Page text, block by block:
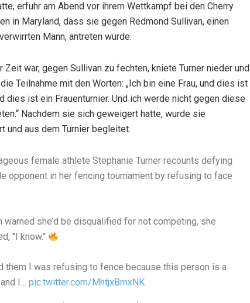
erfuhr am Abend vor ihrem Wettkampf bei den Cherry
in Maryland, dass sie gegen Redmond Sullivan, einen
Mann, antreten würde.
Zeit war, gegen Sullivan zu fechten, kniete Turner nieder und
Teilnahme mit den Worten: „Ich bin eine Frau, und dies ist
dies ist ein Frauenturnier. Und ich werde nicht gegen diese
Nachdem sie sich geweigert hatte, wurde sie
und aus dem Turnier begleitet.
female athlete Stephanie Turner recounts defying
opponent in her fencing tournament by refusing to face
warned she’d be disqualified for not competing, she
"I know."
them I was refusing to fence because this person is a
I… pic.twitter.com/MhtjxBmxNK